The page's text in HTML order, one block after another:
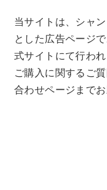
当サイトは、シャ
とした広告ページ
式サイトにて行われ
ご購入に関するご
合わせページまでお